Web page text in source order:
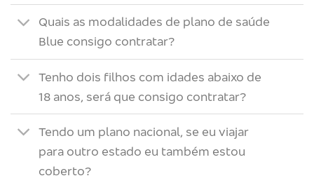
Quais as modalidades de plano de saúde
Blue consigo contratar?
Tenho dois filhos com idades abaixo de
18 anos, será que consigo contratar?
Tendo um plano nacional, se eu viajar
para outro estado eu também estou
coberto?